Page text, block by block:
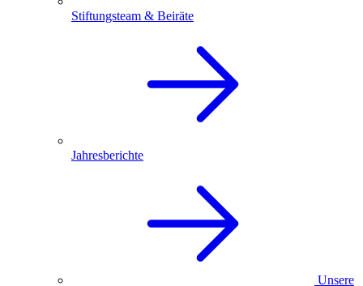
Stiftungsteam & Beiräte
Jahresberichte
Unsere